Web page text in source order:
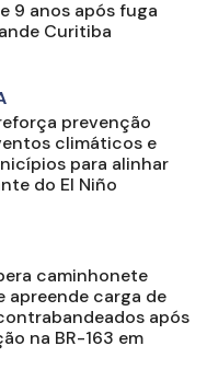
9 anos após fuga
Curitiba
prevenção
climáticos e
para alinhar
do El Niño
caminhonete
apreende carga de
após
na BR-163 em